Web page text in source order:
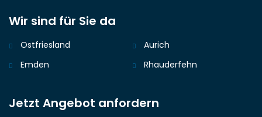
Wir sind für Sie da
Ostfriesland
Aurich
Emden
Rhauderfehn
Jetzt Angebot anfordern